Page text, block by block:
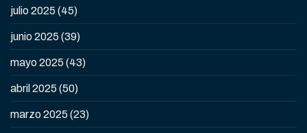
julio 2025 (45)
junio 2025 (39)
mayo 2025 (43)
abril 2025 (50)
marzo 2025 (23)